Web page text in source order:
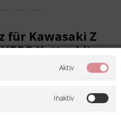
für Kawasaki Z
Kettenkit
Der Kettenkit besteht
Aktiv
Inaktiv